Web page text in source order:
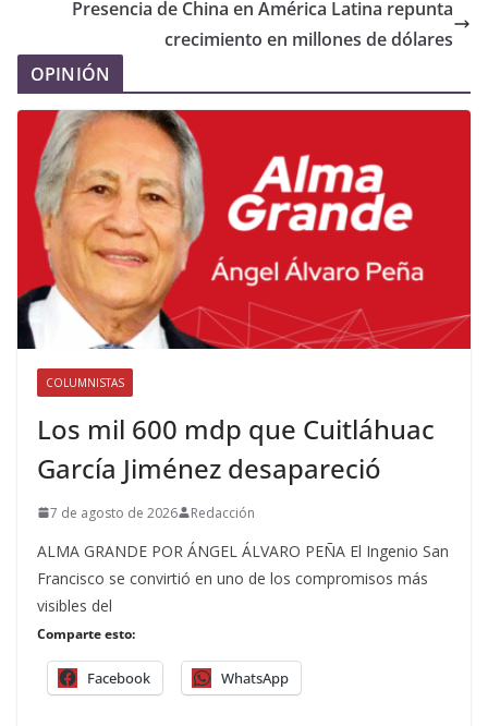
Presencia de China en América Latina repunta
crecimiento en millones de dólares
OPINIÓN
COLUMNISTAS
Los mil 600 mdp que Cuitláhuac
García Jiménez desapareció
7 de agosto de 2026 Redacción
ALMA GRANDE POR ÁNGEL ÁLVARO PEÑA El Ingenio San
Francisco se convirtió en uno de los compromisos más
visibles del
Comparte esto:
Facebook WhatsApp